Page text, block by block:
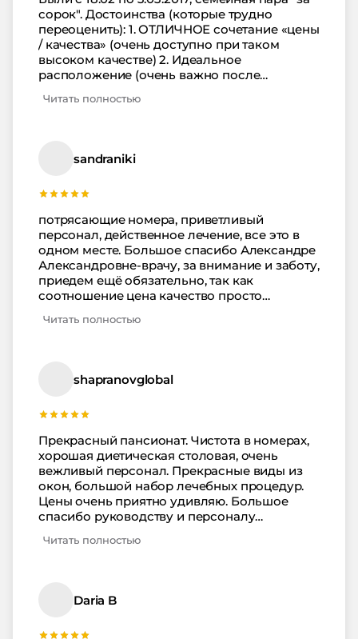
прияные впечатления. И отдых, и лечение
-всё просто отлично
сорок". Достоинства (которые трудно
переоценить): 1. ОТЛИЧНОЕ сочетание «цены
/ качества» (очень доступно при таком
высоком качестве) 2. Идеальное
расположение (очень важно после
номер, а не идти пыхтя по холмистой
Читать полностью
sandraniki
потрясающие номера, приветливый
персонал, действенное лечение, все это в
одном месте. Большое спасибо Александре
Александровне-врачу, за внимание и заботу,
приедем ещё обязательно, так как
соотношение цена качество просто
пансионата
Читать полностью
shapranovglobal
Прекрасный пансионат. Чистота в номерах,
хорошая диетическая столовая, очень
вежливый персонал. Прекрасные виды из
окон, большой набор лечебных процедур.
Цены очень приятно удивляю. Большое
спасибо руководству и персоналу
Читать полностью
Daria B